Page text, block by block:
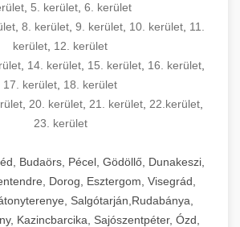
, 5. kerület, 6. kerület
, 8. kerület, 9. kerület, 10. kerület, 11.
kerület 12. kerület
14. kerület 15. kerület 16. kerület
17. kerület 18. kerület
20. kerület 21. kerület 22.kerület
23. kerület
Budaörs, Pécel, Gödöllő, Dunakeszi,
Dorog, Esztergom, Visegrád,
Salgótarján,Rudabánya,
Kazincbarcika, Sajószentpéter, Ózd,